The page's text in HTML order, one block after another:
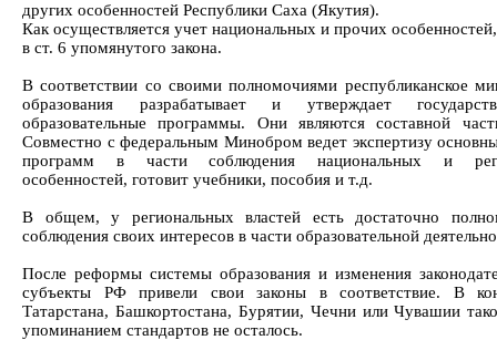
других особенностей Республики Саха (Якутия).
Как осуществляется учет национальных и прочих
в ст. 6 упомянутого закона.
В соответствии со своими полномочиями республиканское
образования разрабатывает и утверждает
образовательные программы. Они являются составной
Совместно с федеральным Минобром ведет экспертизу
программ в части соблюдения национальных и
особенностей, готовит учебники, пособия и т.д.
В общем, у региональных властей есть достаточно
соблюдения своих интересов в части образовательной
После реформы системы образования и изменения
субъекты РФ привели свои законы в соответствие. В
Татарстана, Башкортостана, Бурятии, Чечни или Чувашии
упоминанием стандартов не осталось.